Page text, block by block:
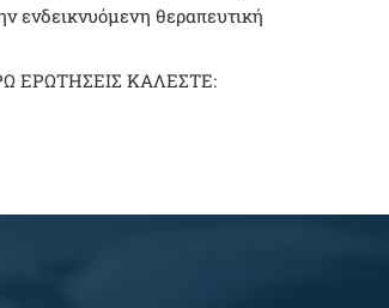
ενδεικνυόμενη θεραπευτική
ΕΡΩΤΗΣΕΙΣ ΚΑΛΕΣΤΕ: